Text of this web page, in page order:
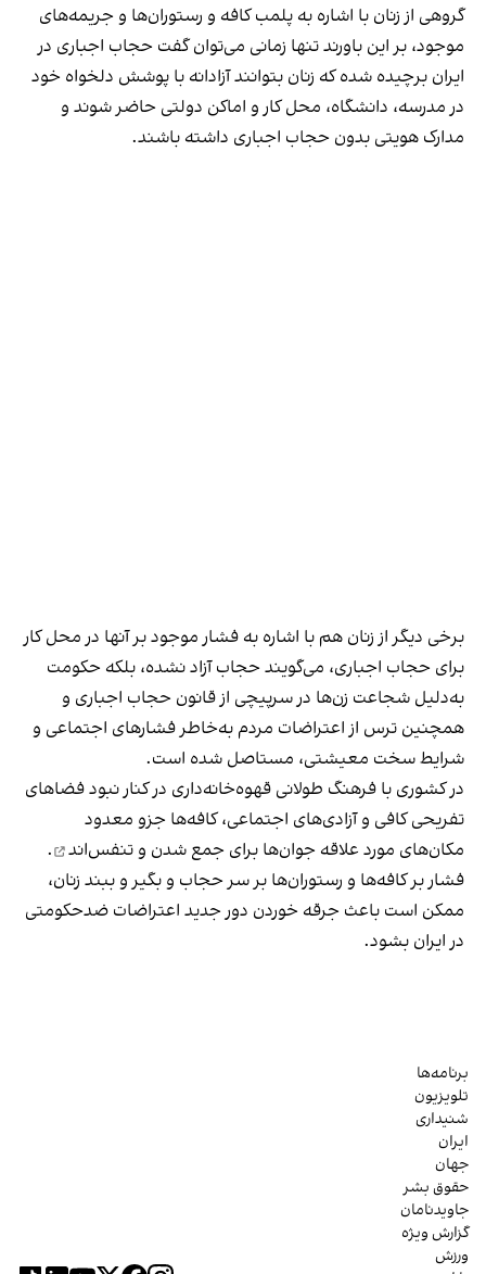
گروهی از زنان با اشاره به پلمب کافه و رستوران‌ها و جریمه‌های
موجود، بر این باورند تنها زمانی می‌توان گفت حجاب اجباری در
ایران برچیده شده که زنان بتوانند آزادانه با پوشش دلخواه خود
در مدرسه، دانشگاه، محل کار و اماکن دولتی حاضر شوند و
مدارک هویتی بدون حجاب اجباری داشته باشند.
برخی دیگر از زنان هم با اشاره به فشار موجود بر آنها در محل کار
برای حجاب اجباری، می‌گویند حجاب آزاد نشده، بلکه حکومت
به‌دلیل شجاعت زن‌ها در سرپیچی از قانون حجاب اجباری و
همچنین ترس از اعتراضات مردم به‌خاطر فشارهای اجتماعی و
شرایط سخت معیشتی، مستاصل شده است.
در کشوری با فرهنگ طولانی قهوه‌‌خانه‌داری در کنار نبود فضاهای
تفریحی کافی و آزادی‌های اجتماعی، کافه‌ها جزو معدود
مکان‌های مورد علاقه جوان‌ها برای جمع شدن و تنفس‌اند
.
فشار بر کافه‌ها و رستوران‌ها بر سر حجاب و بگیر و ببند زنان،
ممکن است باعث جرقه خوردن دور جدید اعتراضات ضدحکومتی
در ایران بشود.
برنامه‌ها
تلویزیون
شنیداری
ایران
جهان
حقوق بشر
جاویدنامان
گزارش ویژه
ورزش